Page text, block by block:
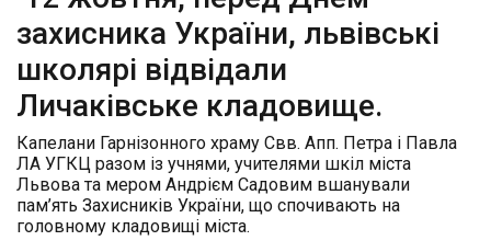
захисника України, львівські
школярі відвідали
Личаківське кладовище.
Капелани Гарнізонного храму Свв. Апп. Петра і Павла
ЛА УГКЦ разом із учнями, учителями шкіл міста
Львова та мером Андрієм Садовим вшанували
пам’ять Захисників України, що спочивають на
головному кладовищі міста.